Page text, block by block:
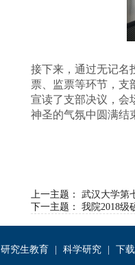
接下来 ， 通过无记名
票
监票等环节，支
宣读了支部决议，会
神圣的气氛中圆满结
上一主题： 武汉大学第
下一主题： 我院2018级
研究生教育 科学研究 下